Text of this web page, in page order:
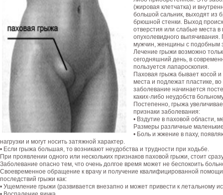
(жировая клетчатка) и
большой сальник, выходят из
брюшной стенки. Выход
отверстия или слабые места в
опухолевидного выпячивания.
мужчин, женщины с подобным
Лечение грыжи возможно
сегодняшний день, в
пользуется лапароскопия.
Паховая грыжа бывает косой
места и подлежат пластике,
заболевание начинается
каких-либо неудобств
Постепенно, грыжа
признаки заболевания:
• Вздутие в паховой области,
Размеры различные
• Боль и жжение в паху,
нагрузки и могут носить затяжной характер.
• Если грыжа большая, то возникают неудобства и трудности при ходьбе.
При проявлении одного или нескольких признаков паховой грыжи, стоит
Заболевание опасно тем, что очень долгое время может не беспокоить
Своевременное обращение к врачу и получение квалифицированной
последствий грыжи как:
• Ущемление грыжи (развивается внезапно и может привести к летальному